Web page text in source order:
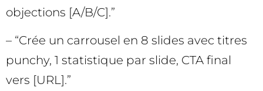
objections [A/B/C].”
– “Crée un carrousel en 8 slides avec titres
punchy, 1 statistique par slide, CTA final
vers [URL].”